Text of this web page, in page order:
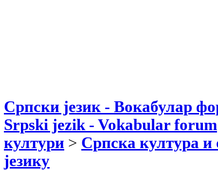
Српски језик - Вокабулар
Srpski jezik - Vokabular forum
култури > Српска култура и
језику